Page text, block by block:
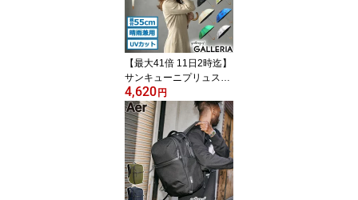
Wpc classic AIR-LIGHT
ラージフォールディング
アンブレラ CS008-001-
002
【最大41倍 11日2時迄】
サンキューニプリュスエ
ム 傘 レディース ブラン
ド 392plusm 長傘 軽量
軽い 丈夫 晴雨兼用傘 日
傘 雨傘 遮光 遮熱 UVカ
ット 手開き 大人 女性 可
愛い かわいい カラー 水
玉 親骨55cm maru UV p
arasol Q270
4,620 円